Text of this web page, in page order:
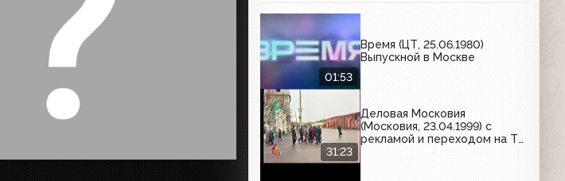
01:53
Время (ЦТ, 25.06.1980)
Выпускной в Москве
31:23
Деловая Московия
(Московия, 23.04.1999) с
рекламой и переходом на ТВ